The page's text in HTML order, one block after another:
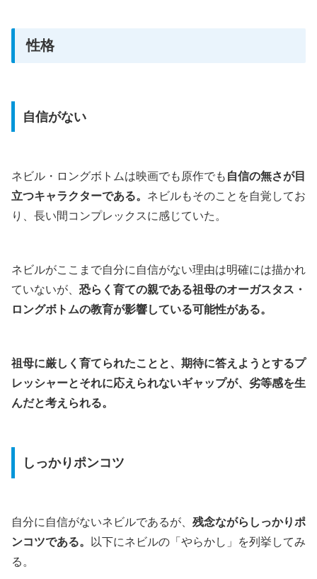
性格
自信がない
ネビル・ロングボトムは映画でも原作でも 自信の無さが目
立つキャラクターである。 ネビルもそのことを自覚してお
り、長い間コンプレックスに感じていた。
ネビルがここまで自分に自信がない理由は明確には描かれ
ていないが、 恐らく育ての親である祖母のオーガスタス・
ロングボトムの教育が影響している可能性がある。
祖母に厳しく育てられたことと、期待に答えようとするプ
レッシャーとそれに応えられないギャップが、劣等感を生
んだと考えられる。
しっかりポンコツ
自分に自信がないネビルであるが、 残念ながらしっかりポ
ンコツである。
以下にネビルの「やらかし」を列挙してみ
る。